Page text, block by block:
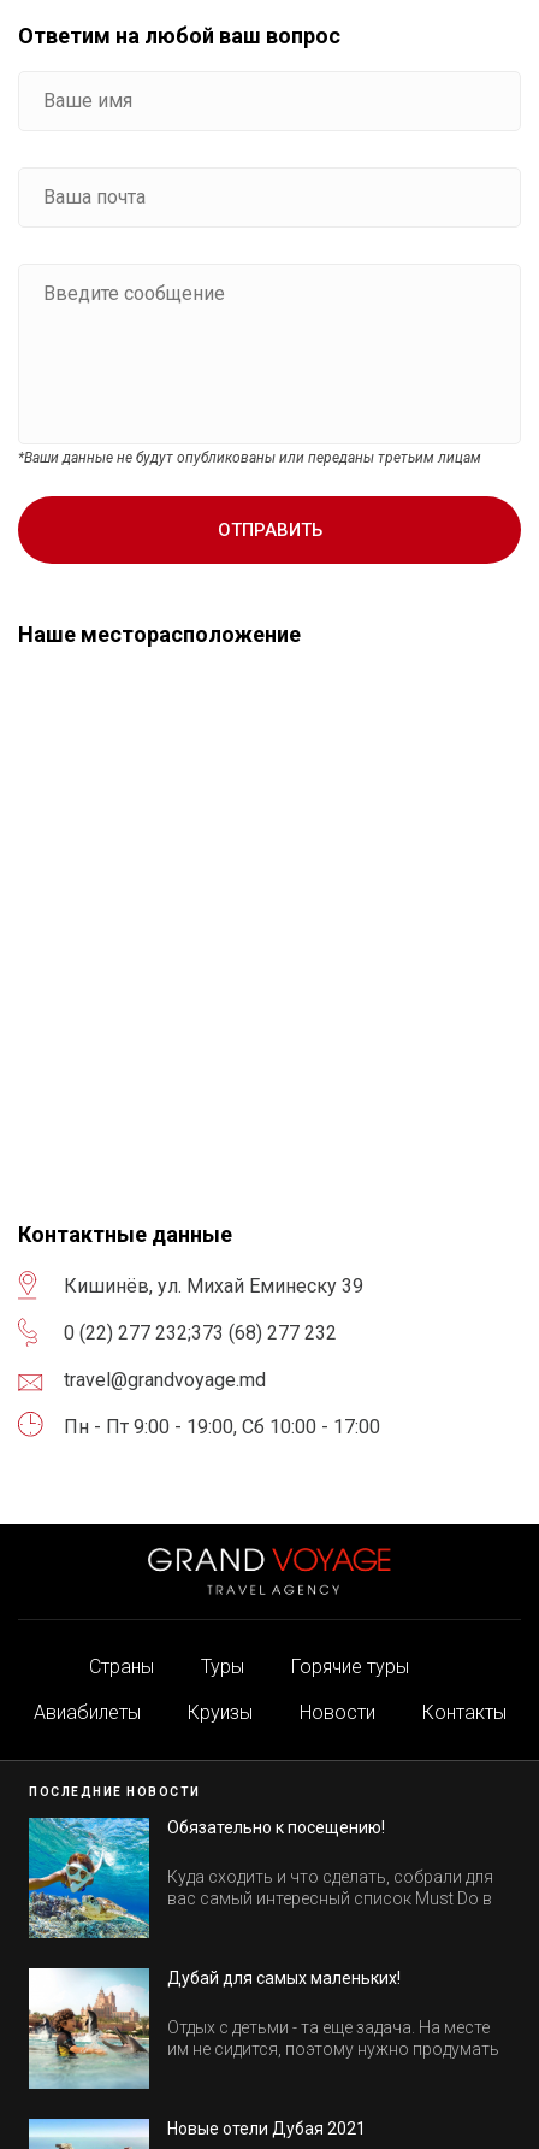
Ответим на любой ваш вопрос
*Ваши данные не будут опубликованы или переданы третьим лицам
ОТПРАВИТЬ
Наше месторасположение
Контактные данные
Кишинёв, ул. Михай Еминеску 39
0 (22) 277 232;373 (68) 277 232
travel@grandvoyage.md
Пн - Пт 9:00 - 19:00, Сб 10:00 - 17:00
Страны Туры
Горячие туры
Авиабилеты
Круизы Новости Контакты
ПОСЛЕДНИЕ НОВОСТИ
Обязательно к посещению!
Куда сходить и что сделать, собрали для
вас самый интересный список Must Do в
Дубай для самых маленьких!
Отдых с детьми - та еще задача. На месте
им не сидится, поэтому нужно продумать
Новые отели Дубая 2021